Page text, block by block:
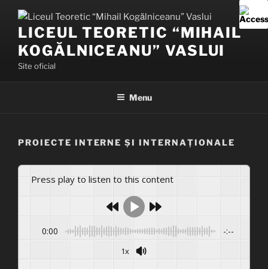
contentLICEUL TEORETIC “MIHAIL
KOGĂLNICEANU” VASLUI
Site oficial
Menu
PROIECTE INTERNE ȘI INTERNAȚIONALE
Press play to listen to this content
0:00 -:--
1x